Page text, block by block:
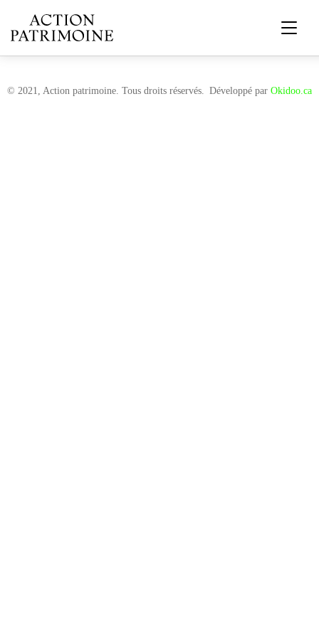
© 2021, Action patrimoine. Tous droits réservés. Développé par Okidoo.ca